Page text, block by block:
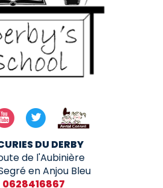
DU DERBY
de l'Aubinière
en Anjou Bleu
0628416867